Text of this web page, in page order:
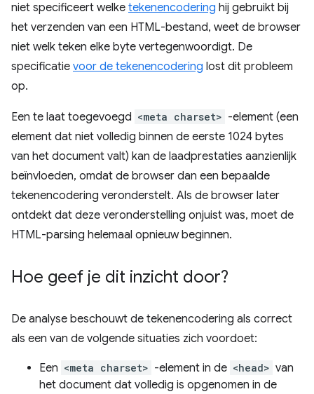
niet specificeert welke tekenencodering hij gebruikt bij
het verzenden van een HTML-bestand, weet de browser
niet welk teken elke byte vertegenwoordigt. De
specificatie voor de tekenencodering lost dit probleem
op.
Een te laat toegevoegd <meta charset> -element (een
element dat niet volledig binnen de eerste 1024 bytes
van het document valt) kan de laadprestaties aanzienlijk
beïnvloeden, omdat de browser dan een bepaalde
tekenencodering veronderstelt. Als de browser later
ontdekt dat deze veronderstelling onjuist was, moet de
HTML-parsing helemaal opnieuw beginnen.
Hoe geef je dit inzicht door?
De analyse beschouwt de tekenencodering als correct
als een van de volgende situaties zich voordoet:
Een <meta charset> -element in de <head> van
het document dat volledig is opgenomen in de